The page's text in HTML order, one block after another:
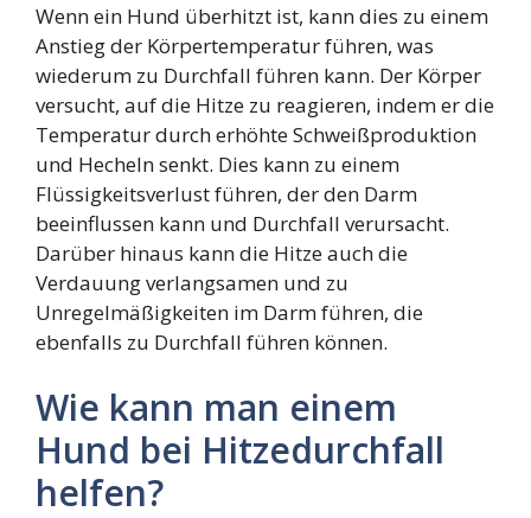
Wenn ein Hund überhitzt ist, kann dies zu einem
Anstieg der Körpertemperatur führen, was
wiederum zu Durchfall führen kann. Der Körper
versucht, auf die Hitze zu reagieren, indem er die
Temperatur durch erhöhte Schweißproduktion
und Hecheln senkt. Dies kann zu einem
Flüssigkeitsverlust führen, der den Darm
beeinflussen kann und Durchfall verursacht.
Darüber hinaus kann die Hitze auch die
Verdauung verlangsamen und zu
Unregelmäßigkeiten im Darm führen, die
ebenfalls zu Durchfall führen können.
Wie kann man einem
Hund bei Hitzedurchfall
helfen?